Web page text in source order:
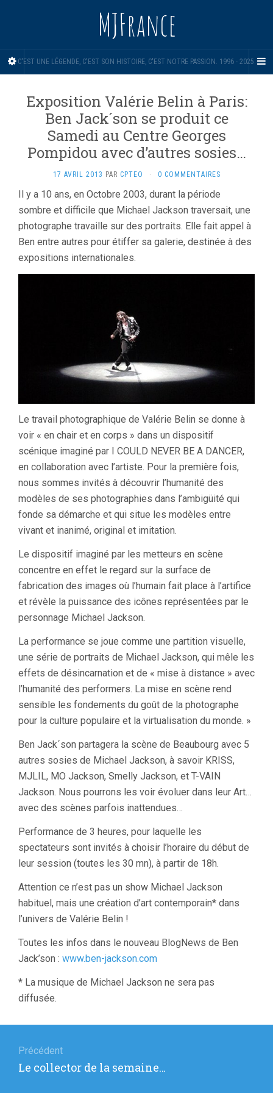
MJFrance
C'EST UNE LÉGENDE, C'EST SON HISTOIRE, C'EST NOTRE PASSION. 1996 - 2025.
Exposition Valérie Belin à Paris:
Ben Jack´son se produit ce
Samedi au Centre Georges
Pompidou avec d’autres sosies…
17 AVRIL 2013 PAR CPTEO · 0 COMMENTAIRES
Il y a 10 ans, en Octobre 2003, durant la période
sombre et difficile que Michael Jackson traversait, une
photographe travaille sur des portraits. Elle fait appel à
Ben entre autres pour étiffer sa galerie, destinée à des
expositions internationales.
Le travail photographique de Valérie Belin se donne à
voir « en chair et en corps » dans un dispositif
scénique imaginé par I COULD NEVER BE A DANCER,
en collaboration avec l’artiste. Pour la première fois,
nous sommes invités à découvrir l’humanité des
modèles de ses photographies dans l’ambigüité qui
fonde sa démarche et qui situe les modèles entre
vivant et inanimé, original et imitation.
Le dispositif imaginé par les metteurs en scène
concentre en effet le regard sur la surface de
fabrication des images où l’humain fait place à l’artifice
et révèle la puissance des icônes représentées par le
personnage Michael Jackson.
La performance se joue comme une partition visuelle,
une série de portraits de Michael Jackson, qui mêle les
effets de désincarnation et de « mise à distance » avec
l’humanité des performers. La mise en scène rend
sensible les fondements du goût de la photographe
pour la culture populaire et la virtualisation du monde. »
Ben Jack´son partagera la scène de Beaubourg avec 5
autres sosies de Michael Jackson, à savoir KRISS,
MJLIL, MO Jackson, Smelly Jackson, et T-VAIN
Jackson. Nous pourrons les voir évoluer dans leur Art…
avec des scènes parfois inattendues…
Performance de 3 heures, pour laquelle les
spectateurs sont invités à choisir l’horaire du début de
leur session (toutes les 30 mn), à partir de 18h.
Attention ce n’est pas un show Michael Jackson
habituel, mais une création d’art contemporain* dans
l’univers de Valérie Belin !
Toutes les infos dans le nouveau BlogNews de Ben
Jack’son : www.ben-jackson.com
* La musique de Michael Jackson ne sera pas
diffusée.
de
l’article
Précédent
Article
Le collector de la semaine…